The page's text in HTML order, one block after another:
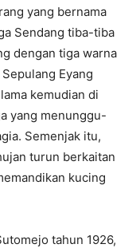
yang bernama
Sendang tiba-tiba
dengan tiga warna
Eyang
kemudian di
yang menunggu-
Semenjak itu,
turun berkaitan
kucing
tahun 1926,